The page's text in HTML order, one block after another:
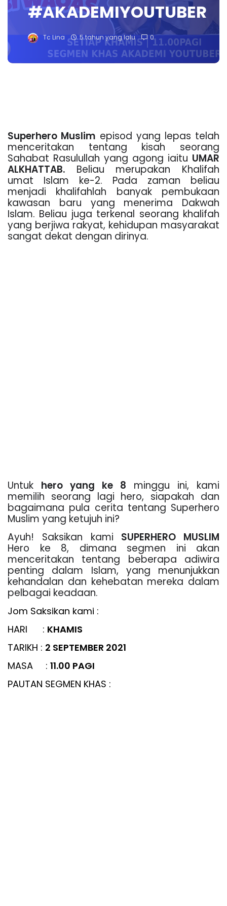
#AKADEMIYOUTUBER
Tc Lina 5 tahun yang lalu 0
Superhero Muslim episod yang lepas telah
menceritakan tentang kisah seorang
Sahabat Rasulullah yang agong iaitu UMAR
ALKHATTAB. Beliau merupakan Khalifah
umat Islam ke-2. Pada zaman beliau
menjadi khalifahlah banyak pembukaan
kawasan baru yang menerima Dakwah
Islam. Beliau juga terkenal seorang khalifah
yang berjiwa rakyat, kehidupan masyarakat
sangat dekat dengan dirinya.
Untuk hero yang ke 8 minggu ini, kami
memilih seorang lagi hero, siapakah dan
bagaimana pula cerita tentang Superhero
Muslim yang ketujuh ini?
Ayuh! Saksikan kami SUPERHERO MUSLIM
Hero ke 8, dimana segmen ini akan
menceritakan tentang beberapa adiwira
penting dalam Islam, yang menunjukkan
kehandalan dan kehebatan mereka dalam
pelbagai keadaan.
Jom Saksikan kami :
HARI : KHAMIS
TARIKH : 2 SEPTEMBER 2021
MASA : 11.00 PAGI
PAUTAN SEGMEN KHAS :